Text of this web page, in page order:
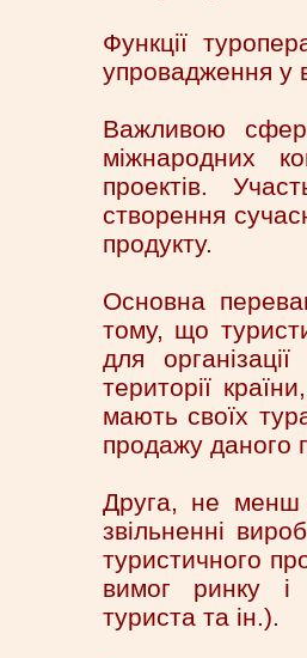
Функції
упровадження у
Важливою
міжнародних
проектів.
створення
продукту.
Основна
тому, що
для
території
мають своїх
продажу даного
Друга, не менш
звільненні
туристичного
вимог ринку і
туриста та ін.).